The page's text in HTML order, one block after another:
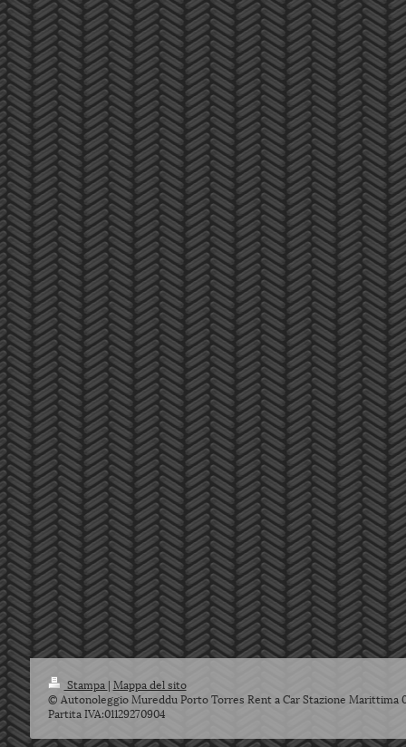
Stampa | Mappa del sito
© Autonoleggio Mureddu Porto Torres Rent a Car Stazione Marittima
Partita IVA:01129270904